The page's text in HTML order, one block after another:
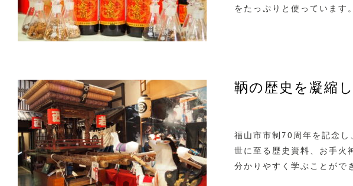
をたっぷりと使っています
鞆の歴史を凝縮
福山市市制70周年を記念
世に至る歴史資料、お手火
分かりやすく学ぶことがで